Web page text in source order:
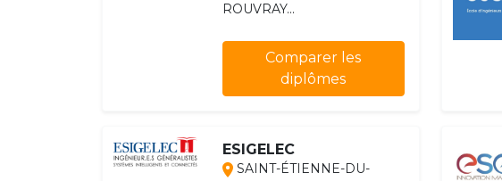
ROUVRAY...
Comparer les
diplômes
ESIGELEC
SAINT-ÉTIENNE-DU-